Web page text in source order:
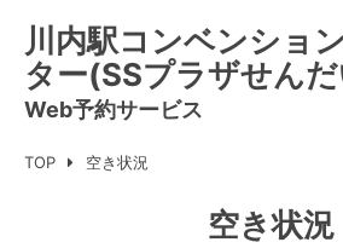
川内駅コンベンショ
ター(SSプラザせん
Web予約サービス
TOP 空き状況
空き状況